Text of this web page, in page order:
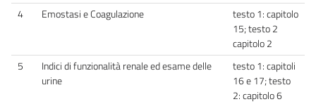
4
Emostasi e Coagulazione
testo 1: capitolo
15; testo 2
capitolo 2
5
Indici di funzionalità renale ed esame delle
urine
testo 1: capitoli
16 e 17; testo
2: capitolo 6